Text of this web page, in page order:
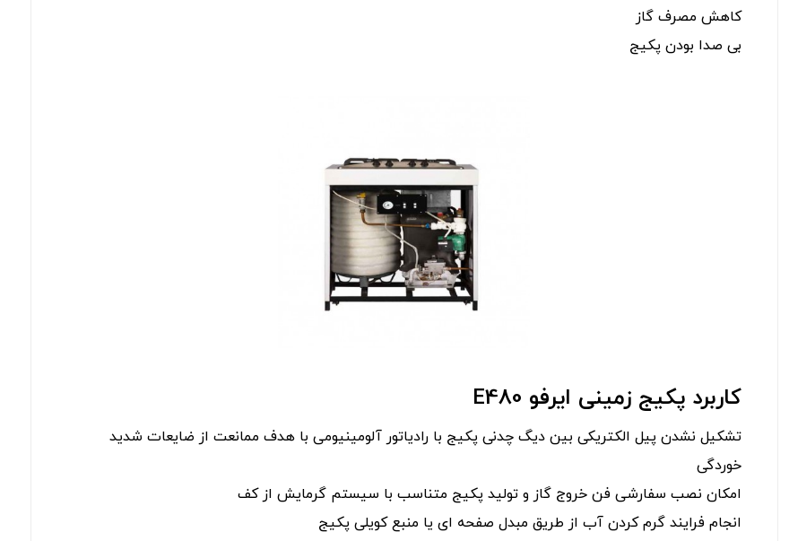
کاهش مصرف گاز
بی صدا بودن پکیج
کاربرد پکیج زمینی ایرفو E480
تشکیل نشدن پیل الکتریکی بین دیگ چدنی پکیج با رادیاتور آلومینیومی با هدف ممانعت از ضایعات شدید
خوردگی
امکان نصب سفارشی فن خروج گاز و تولید پکیج متناسب با سیستم گرمایش از کف
انجام فرایند گرم کردن آب از طریق مبدل صفحه ای یا منبع کویلی پکیج